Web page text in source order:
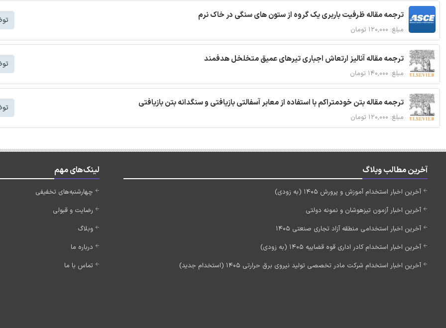
ترجمه مقاله ظرفیت باربری یک گروه از ستون های سنگی در خاک نرم
مبلغ: ۱۲۰,۰۰۰ تومان
ترجمه مقاله آنالیز ارتعاش اجباری تیرهای عمیق متخلخل هدفمند
مبلغ: ۱۴۰,۰۰۰ تومان
ترجمه مقاله بتن خودمتراکم با استفاده از معابر آسفالتی بازیافتی و سنگدانه بتن بازیافتی
مبلغ: ۱۲۰,۰۰۰ تومان
آخرین مطالب وبلاگ
آخرین اخبار استخدام آموزش و پرورش 1405 (به زودی)
آخرین اخبار آزمون تیزهوشان و نمونه دولتی
آخرین اخبار استخدامی منطقه آزاد تجاری صنعتی 1405
آخرین اخبار استخدام کادر اداری قوه قضاییه 1405 (به زودی)
آخرین اخبار استخدام شرکت مادر تخصصی تولید نیروی برق حرارتی 1405 (استخدام جدید)
لینک‌های مهم
چهارشنبه‌های تخفیفی
رضایت و قبولی
وبلاگ
درباره ما
تماس با ما